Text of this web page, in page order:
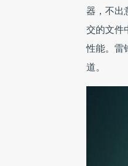
器，不出
交的文件
性能。雷
道。